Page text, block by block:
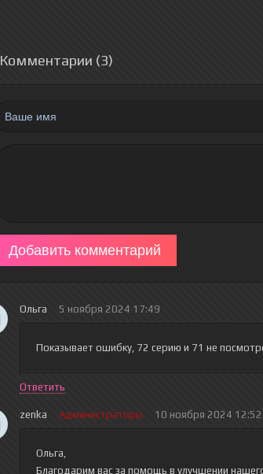
Комментарии (3)
Добавить комментарий
Ольга 5 ноября 2024 17:49
Показывает ошибку, 72 серию и 71 не
Ответить
zenka Администраторы 10 ноября 2024 12:52
Ольга,
Благодарим вас за помощь в улучшении